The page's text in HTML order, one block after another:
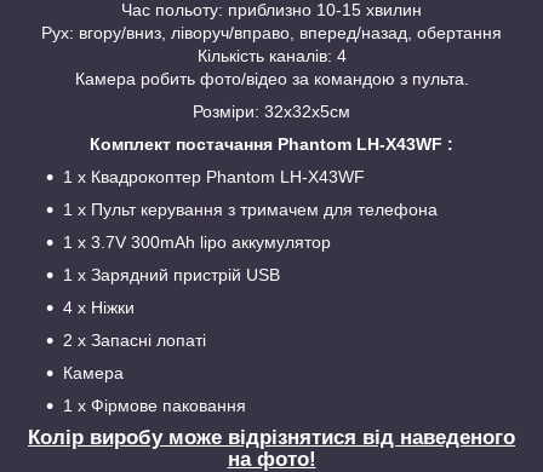
Час польоту: приблизно 10-15 хвилин
Рух: вгору/вниз, ліворуч/вправо, вперед/назад, обертання
Кількість каналів: 4
Камера робить фото/відео за командою з пульта.
Розміри: 32х32х5см
Комплект постачання Phantom LH-X43WF :
1 x Квадрокоптер Phantom LH-X43WF
1 x Пульт керування з тримачем для телефона
1 x 3.7V 300mAh lipo аккумулятор
1 x Зарядний пристрій USB
4 x Ніжки
2 x Запасні лопаті
Камера
1 x Фірмове паковання
Колір виробу може відрізнятися від наведеного
на фото!